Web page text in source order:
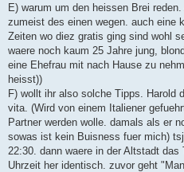
E) warum um den heissen Brei
zumeist des einen wegen. auch eine
Zeiten wo diez gratis ging sind wohl
waere noch kaum 25 Jahre jung,
eine Ehefrau mit nach Hause zu
heisst))
F) wollt ihr also solche Tipps. Harold
vita. (Wird von einem Italiener
Partner werden wolle. damals als er
sowas ist kein Buisness fuer mich)
22:30. dann waere in der Altstadt
Uhrzeit her identisch. zuvor geht